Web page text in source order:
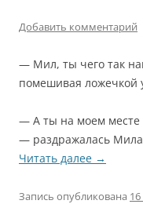
Добавить комментарий
— Мил, ты чего так
помешивая ложечкой
— А ты на моем месте
— раздражалась
Читать далее →
Запись опубликована